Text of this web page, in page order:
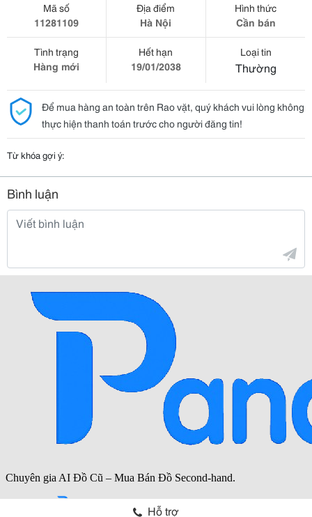
Mã số
11281109
Địa điểm
Hà Nội
Hình thức
Cần bán
Tình trạng
Hàng mới
Hết hạn
19/01/2038
Loại tin
Thường
Để mua hàng an toàn trên Rao vặt, quý khách vui lòng không
thực hiện thanh toán trước cho người đăng tin!
Từ khóa gợi ý:
Bình luận
Hỗ trợ